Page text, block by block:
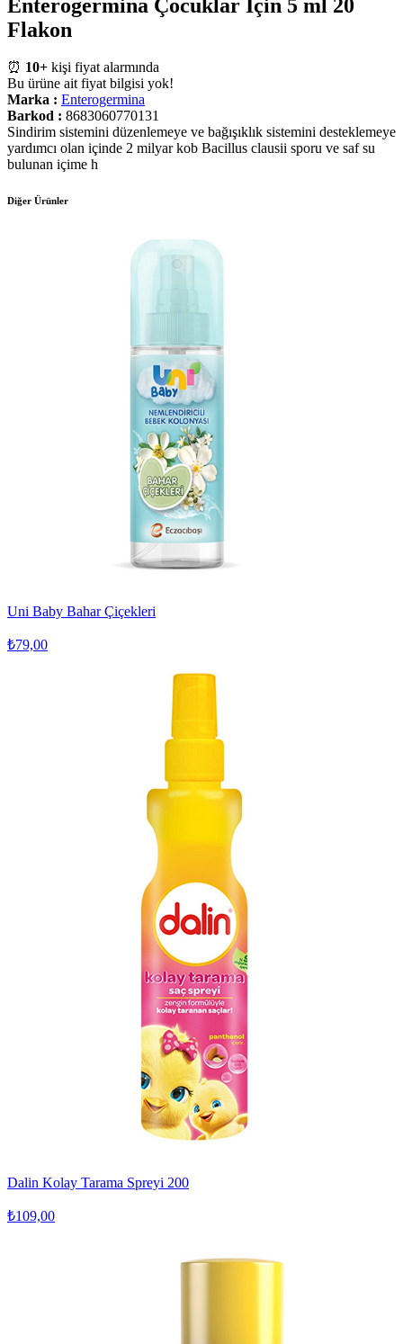
Enterogermina Çocuklar İçin 5 ml 20
Flakon
⏰ 10+ kişi fiyat alarmında
Bu ürüne ait fiyat bilgisi yok!
Marka : Enterogermina
Barkod : 8683060770131
Sindirim sistemini düzenlemeye ve bağışıklık sistemini desteklemeye
yardımcı olan içinde 2 milyar kob Bacillus clausii sporu ve saf su
bulunan içime h
Diğer Ürünler
Uni Baby Bahar Çiçekleri
₺79,00
Dalin Kolay Tarama Spreyi 200
₺109,00